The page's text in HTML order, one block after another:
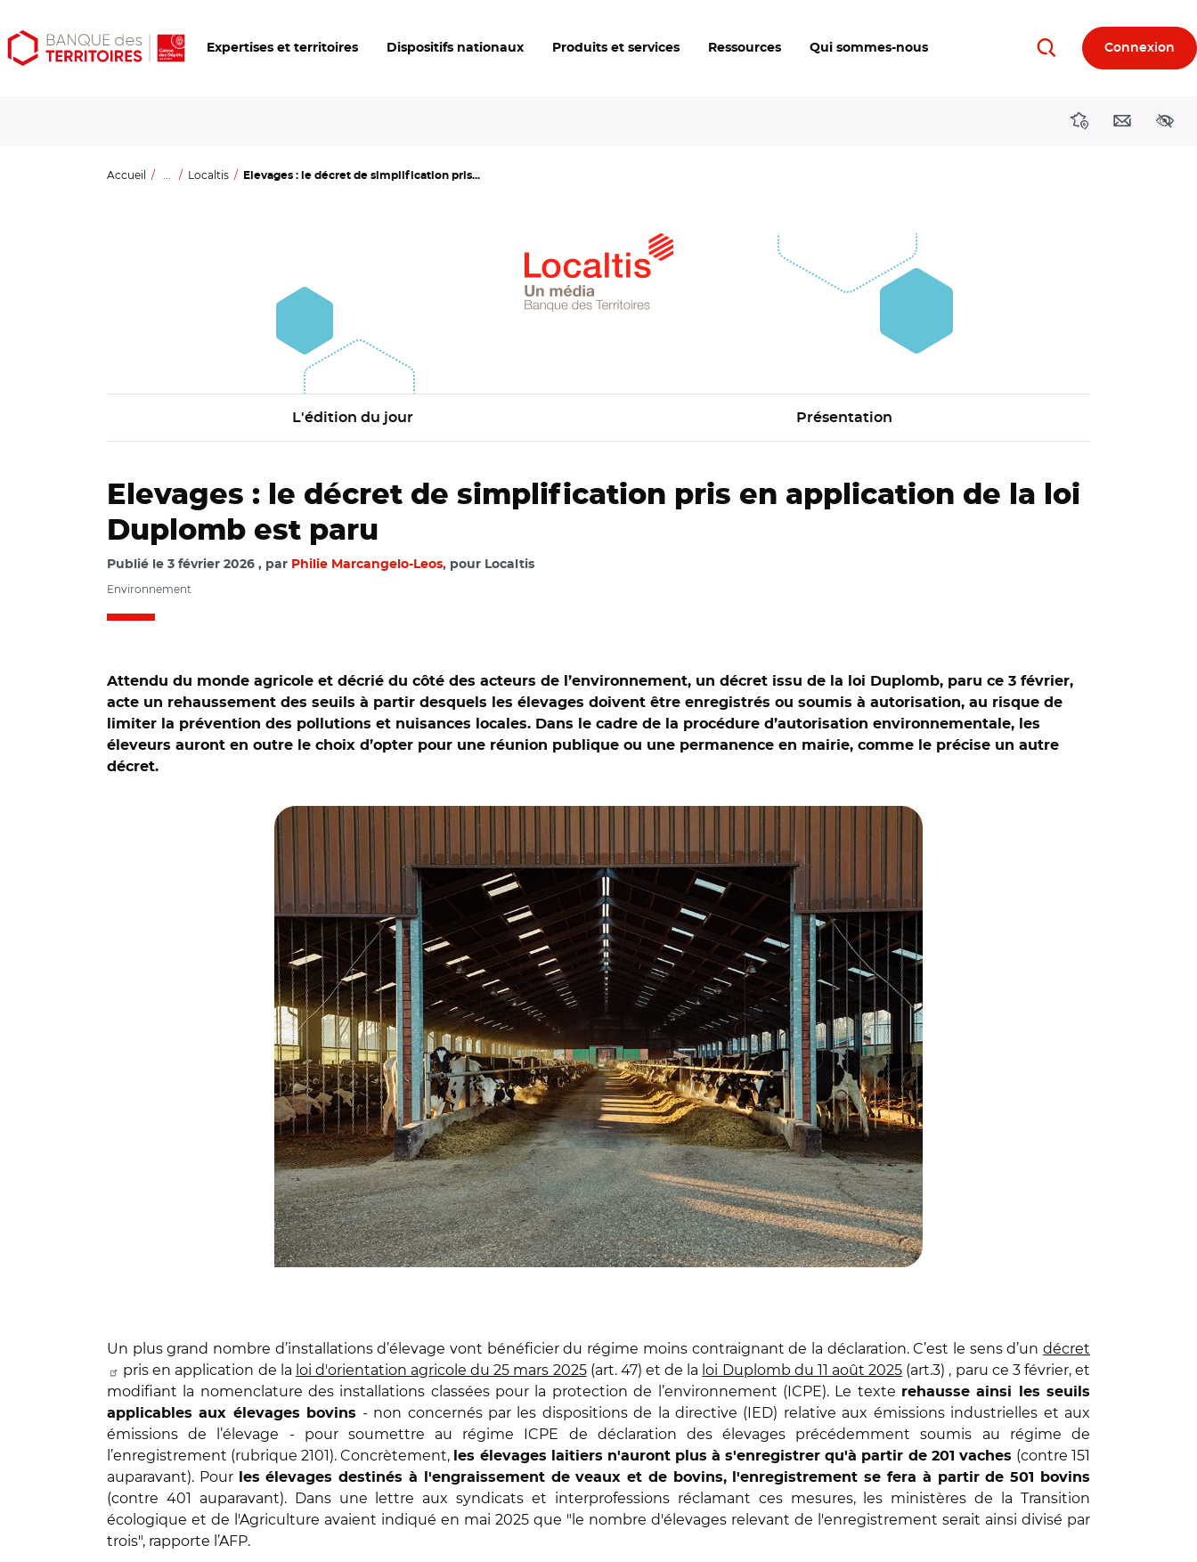
Aller
au
Aller
au
Ouvrir
les
Expertises et territoires Dispositifs nationaux Produits et services Ressources Qui sommes-nous RechercherConnexion
DirectionsContact
Accueil ... Localtis Elevages : le décret de simplification pris...
L'édition du jour Présentation
Elevages : le décret de simplification pris en application de la loi
Duplomb est paru
Publié le 3 février 2026 par Philie Marcangelo-Leos, pour Localtis
Environnement
Attendu du monde agricole et décrié du côté des acteurs de l’environnement, un décret issu de la loi Duplomb, paru ce 3 février,
acte un rehaussement des seuils à partir desquels les élevages doivent être enregistrés ou soumis à autorisation, au risque de
limiter la prévention des pollutions et nuisances locales. Dans le cadre de la procédure d’autorisation environnementale, les
éleveurs auront en outre le choix d’opter pour une réunion publique ou une permanence en mairie, comme le précise un autre
décret.
Un plus grand nombre d’installations d’élevage vont bénéficier du régime moins contraignant de la déclaration. C’est le sens d’un décret
pris en application de la loi d'orientation agricole du 25 mars 2025(art. 47) et de la loi Duplomb du 11 août 2025 (art.3) , paru ce 3 février, et
modifiant la nomenclature des installations classées pour la protection de l’environnement (ICPE). Le texte rehausse ainsi les seuils
applicables aux élevages bovins - non concernés par les dispositions de la directive (IED) relative aux émissions industrielles et aux
émissions de l’élevage - pour soumettre au régime ICPE de déclaration des élevages précédemment soumis au régime de
l’enregistrement (rubrique 2101). Concrètement, les élevages laitiers n'auront plus à s'enregistrer qu'à partir de 201 vaches (contre 151
auparavant). Pour
les élevages destinés à l'engraissement de veaux et de bovins, l'enregistrement se fera à partir de 501 bovins
(contre 401 auparavant). Dans une lettre aux syndicats et interprofessions réclamant ces mesures, les ministères de la Transition
écologique et de l'Agriculture avaient indiqué en mai 2025 que "le nombre d'élevages relevant de l'enregistrement serait ainsi divisé par
trois", rapporte l’AFP.